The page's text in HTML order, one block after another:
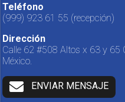
Teléfono
(999) 923 61 55 (recepción)
Dirección
Calle 62 #508 Altos x 63 y 65
México.
ENVIAR MENSAJE